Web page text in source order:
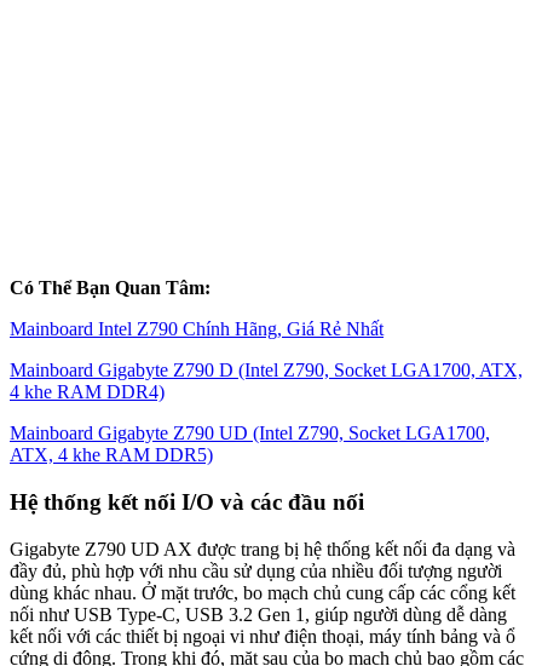
Có Thể Bạn Quan Tâm:
Mainboard Intel Z790 Chính Hãng, Giá Rẻ Nhất
Mainboard Gigabyte Z790 D (Intel Z790, Socket LGA1700, ATX,
4 khe RAM DDR4)
Mainboard Gigabyte Z790 UD (Intel Z790, Socket LGA1700,
ATX, 4 khe RAM DDR5)
Hệ thống kết nối I/O và các đầu nối
Gigabyte Z790 UD AX được trang bị hệ thống kết nối đa dạng và
đầy đủ, phù hợp với nhu cầu sử dụng của nhiều đối tượng người
dùng khác nhau. Ở mặt trước, bo mạch chủ cung cấp các cổng kết
nối như USB Type-C, USB 3.2 Gen 1, giúp người dùng dễ dàng
kết nối với các thiết bị ngoại vi như điện thoại, máy tính bảng và ổ
cứng di động. Trong khi đó, mặt sau của bo mạch chủ bao gồm các